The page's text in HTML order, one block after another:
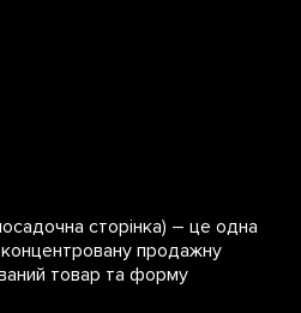
сторінка) – це одна
продажну
товар та форму